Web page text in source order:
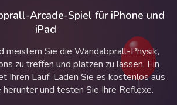
Arcade-Spiel für iPhone und
iPad
meistern Sie die Wandabprall-Physik,
zu treffen und platzen zu lassen. Ein
Ihren Lauf. Laden Sie es kostenlos aus
und testen Sie Ihre Reflexe.